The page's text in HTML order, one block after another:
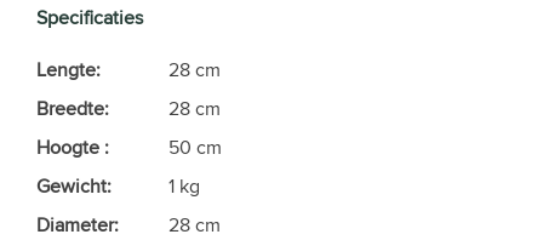
Specificaties
Lengte:
28 cm
Breedte:
28 cm
Hoogte :
50 cm
Gewicht:
1 kg
Diameter:
28 cm